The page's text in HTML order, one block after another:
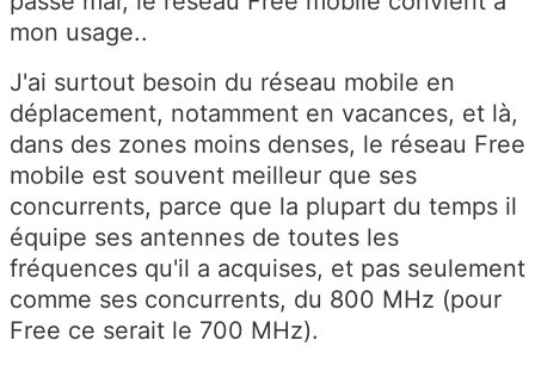
mon usage..
J'ai surtout besoin du réseau mobile en
déplacement, notamment en vacances, et là,
dans des zones moins denses, le réseau Free
mobile est souvent meilleur que ses
concurrents, parce que la plupart du temps il
équipe ses antennes de toutes les
fréquences qu'il a acquises, et pas seulement
comme ses concurrents, du 800 MHz (pour
Free ce serait le 700 MHz).